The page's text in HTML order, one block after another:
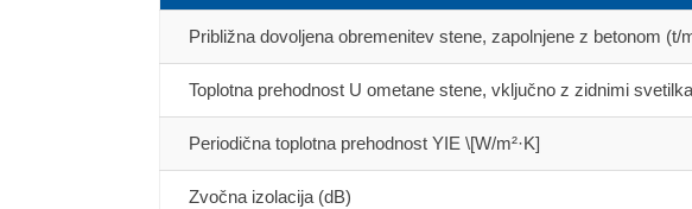
Približna dovoljena obremenitev stene, zapolnjene z betonom
Toplotna prehodnost U ometane stene, vključno z zidnimi
Periodična toplotna prehodnost YIE \[W/m²·K]
Zvočna izolacija (dB)